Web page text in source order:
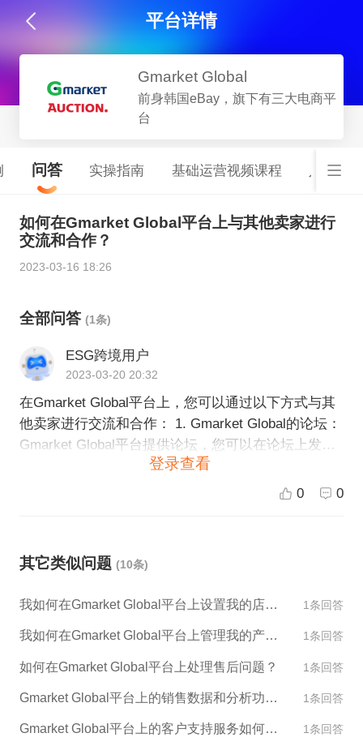
平台详情
Gmarket Global
前身韩国eBay，旗下有三大电商平
台
问答 实操指南 基础运营视频课程 入驻开
如何在Gmarket Global平台上与其他卖家进行
交流和合作？
2023-03-16 18:26
全部问答 (1条)
ESG跨境用户
2023-03-20 20:32
在Gmarket Global平台上，您可以通过以下方式与其
他卖家进行交流和合作： 1. Gmarket Global的论坛：
Gmarket Global平台提供论坛，您可以在论坛上发帖
与其他卖家进行交流，寻找合作机会。 2. Gmarket Gl
obal的社交媒体：Gmarket Global也在社交媒体平台
其他卖家联系，寻找合作机会。 4. 参与Gmarket Glo
可以参与这些活动与其他卖家交流和合作，提高自己
的知名度和销售额。 无论您选择哪种方式，都应该始
机会。
登录查看
0 0
其它类似问题 (10条)
我如何在Gmarket Global平台上设置我的店铺外观和设计？ 1条回答
我如何在Gmarket Global平台上管理我的产品库存？ 1条回答
如何在Gmarket Global平台上处理售后问题？ 1条回答
Gmarket Global平台上的销售数据和分析功能是什么？ 1条回答
Gmarket Global平台上的客户支持服务如何运作？ 1条回答